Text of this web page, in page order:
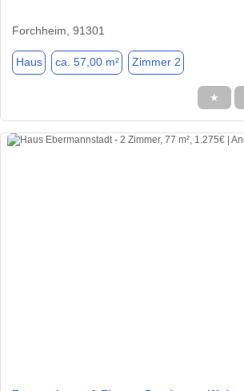
Forchheim, 91301
Haus ca. 57,00 m² Zimmer 2
★